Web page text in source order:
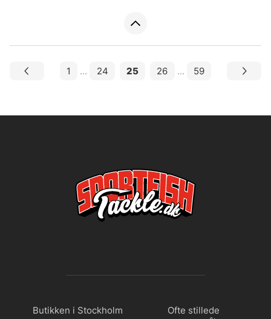
1 ... 24 25 26 ... 59
Butikken i Stockholm
Ofte stillede